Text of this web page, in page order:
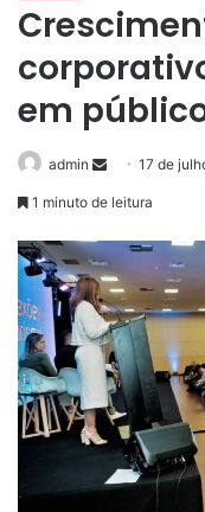
em
admin
a
n
e
m
a
i
l
17 de
1 minuto de leitura